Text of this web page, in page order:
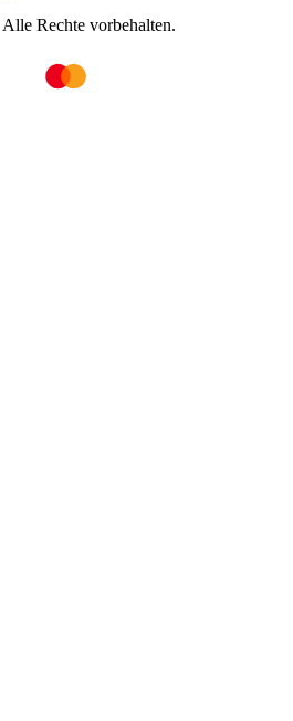
Rechte vorbehalten.